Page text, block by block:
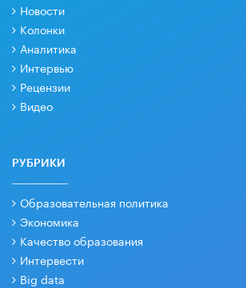
Новости
Колонки
Аналитика
Интервью
Рецензии
Видео
РУБРИКИ
Образовательная политика
Экономика
Качество образования
Интервести
Big data